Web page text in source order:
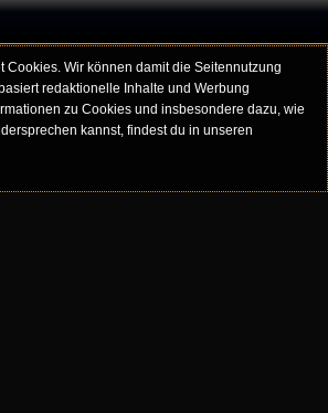
Cookies. Wir können damit die Seitennutzung
redaktionelle Inhalte und Werbung
zu Cookies und insbesondere dazu, wie
kannst, findest du in unseren